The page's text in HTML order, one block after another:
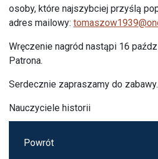
osoby, które najszybciej przyślą
adres mailowy:
Wręczenie nagród nastąpi 16
Patrona.
Serdecznie zapraszamy do zabawy.
Nauczyciele historii
Powrót